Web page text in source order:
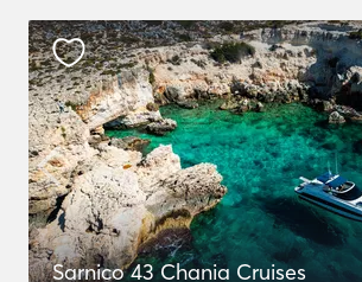
Sarnico 43 Chania Cruises